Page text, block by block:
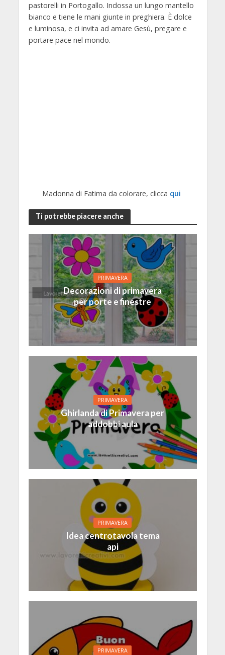
pastorelli in Portogallo. Indossa un lungo mantello
bianco e tiene le mani giunte in preghiera. È dolce
e luminosa, e ci invita ad amare Gesù, pregare e
portare pace nel mondo.
Madonna di Fatima da colorare, clicca qui
Ti potrebbe piacere anche
PRIMAVERA
Decorazioni di primavera
per porte e finestre
PRIMAVERA
Ghirlanda di Primavera per
addobbi aula
PRIMAVERA
Idea centrotavola tema
api
PRIMAVERA